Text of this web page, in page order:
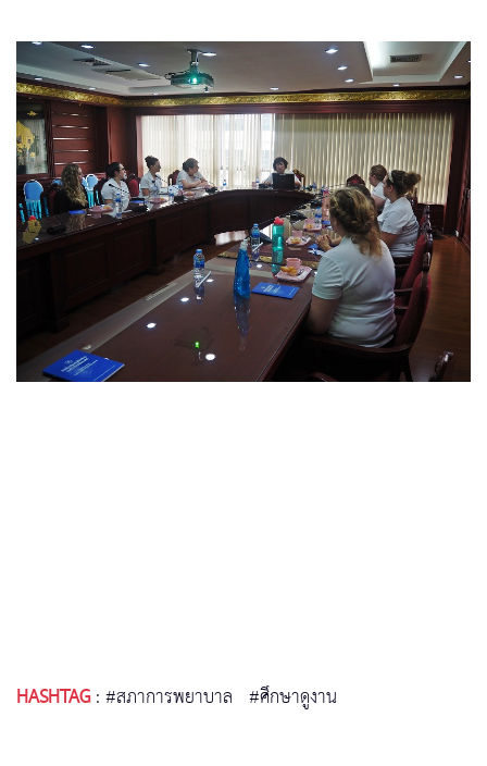
HASHTAG:#สภาการพยาบาล #ศึกษาดูงาน